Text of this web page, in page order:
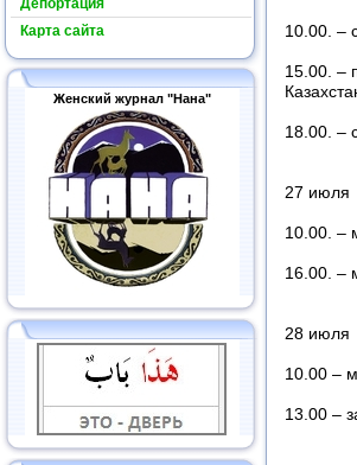
Карта сайта
Женский журнал "Нана"
10.00. –
15.00. –
18.00. –
27 июля
10.00. –
16.00. –
28 июля
10.00 –
13.00 –